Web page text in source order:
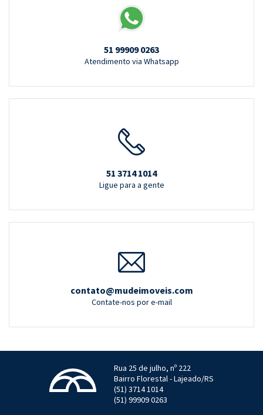
51 99909 0263
Atendimento via Whatsapp
51 3714 1014
Ligue para a gente
contato@mudeimoveis.com
Contate-nos por e-mail
Rua 25 de julho, nº 222
Bairro Florestal - Lajeado/RS
(51) 3714 1014
(51) 99909 0263